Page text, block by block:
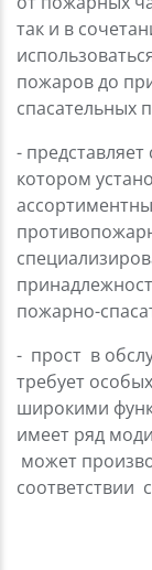
так и в
пожаров до
спасательных
-
котором
пожарно-
- прост в
требует
широкими
имеет ряд
может
соответствии